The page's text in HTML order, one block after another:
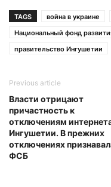
TAGS война в украине
Национальный фонд
правительство Ингушетии
Previous article
Власти отрицают
причастность к
отключениям
Ингушетии. В прежних
отключениях
ФСБ